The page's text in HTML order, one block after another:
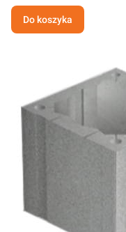
Do koszyka